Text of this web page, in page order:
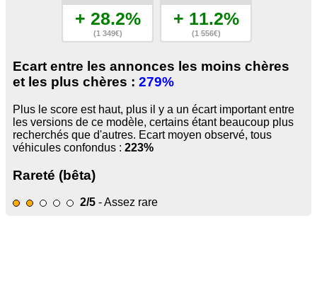
+ 28.2%
(1 349€)
+ 11.2%
(1 556€)
Ecart entre les annonces les moins chères
et les plus chères : 279%
Plus le score est haut, plus il y a un écart important entre
les versions de ce modèle, certains étant beaucoup plus
recherchés que d'autres. Ecart moyen observé, tous
véhicules confondus : 223%
Rareté (bêta)
2/5 - Assez rare